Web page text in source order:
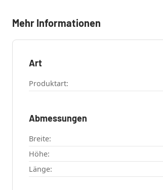
Mehr Informationen
Art
Produktart:
Abmessungen
Breite:
Höhe:
Länge: